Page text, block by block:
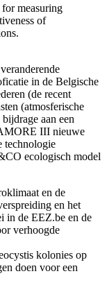
measuring
of
in de Belgische
(de recent
(atmosferische
aan een
III nieuwe
technologie
ecologisch model
en de
en het
in de EEZ.be en de
verhoogde
kolonies op
doen voor een